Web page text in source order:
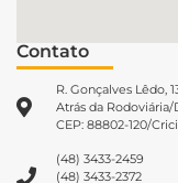
Contato
R. Gonçalves Lêdo,
Atrás da
CEP: 88802-120/
(48) 3433-2459
(48) 3433-2372